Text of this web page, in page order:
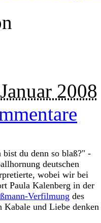
2008
bist du denn so blaß?" -
deutschen
wobei wir bei
Paula Kalenberg in der
Verfilmung des
Kabale und Liebe denken